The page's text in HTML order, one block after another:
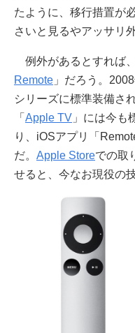
たように、移行措置が
さいと見るやアッサリ
例外があるとすれば
Remote 」だろう。
シリーズに標準装備さ
「 Apple TV 」には今も
り、iOSアプリ「
だ。 Apple Storeでの取
せると、今なお現役の